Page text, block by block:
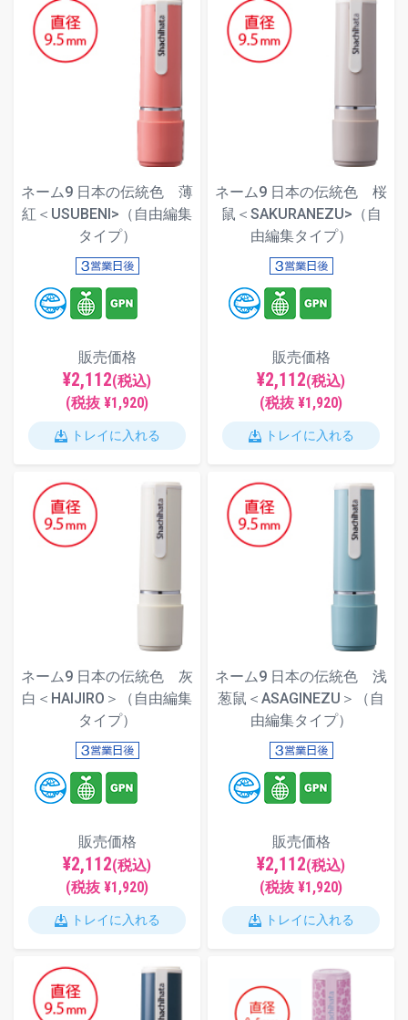
ネーム9 日本の伝統色 薄
紅＜USUBENI>（自由編集
タイプ）
販売価格
¥2,112(税込)
(税抜 ¥1,920)
トレイに入れる
ネーム9 日本の伝統色 桜
鼠＜SAKURANEZU>（自
由編集タイプ）
販売価格
¥2,112(税込)
(税抜 ¥1,920)
トレイに入れる
ネーム9 日本の伝統色 灰
白＜HAIJIRO＞（自由編集
タイプ）
販売価格
¥2,112(税込)
(税抜 ¥1,920)
トレイに入れる
ネーム9 日本の伝統色 浅
葱鼠＜ASAGINEZU＞（自
由編集タイプ）
販売価格
¥2,112(税込)
(税抜 ¥1,920)
トレイに入れる